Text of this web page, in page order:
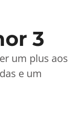
3
um plus aos
e um